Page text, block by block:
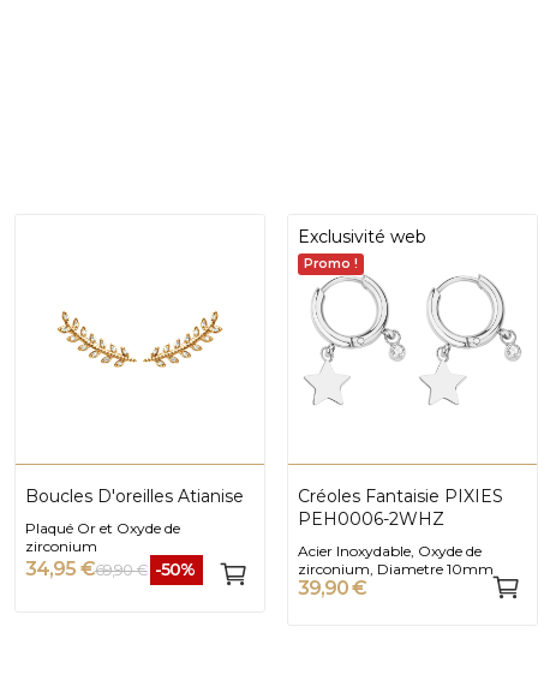
Boucles D'oreilles Atianise
Plaqué Or et Oxyde de
zirconium
34,95 €69,90 € -50%
Exclusivité web
Promo !
Créoles Fantaisie PIXIES
PEH0006-2WHZ
Acier Inoxydable, Oxyde de
zirconium, Diametre 10mm
39,90 €